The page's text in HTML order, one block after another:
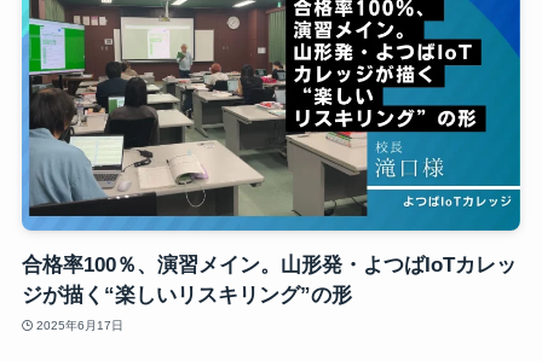
合格率100％、演習メイン。山形発・よつばIoTカレッ
ジが描く“楽しいリスキリング”の形
2025年6月17日